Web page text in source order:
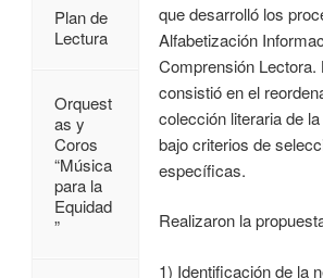
que desarrolló los
Alfabetización
Comprensión Lectora.
consistió en el
colección literaria de
bajo criterios de
específicas.
Realizaron la
1) Identificación de la
Plan de
Lectura
Orquest
as y
Coros
“Música
para la
Equidad
”